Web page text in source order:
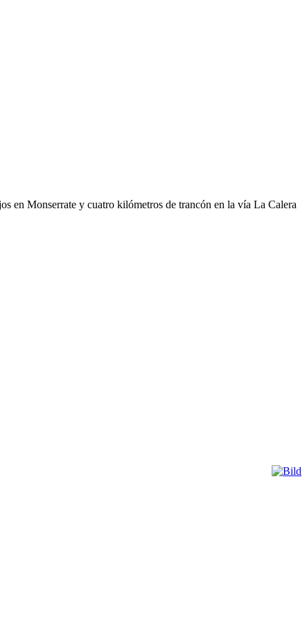
en Monserrate y cuatro kilómetros de trancón en la vía La Calera